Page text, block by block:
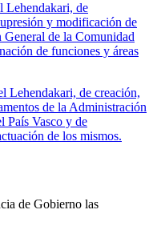
Lehendakari, de
y modificación de
de la Comunidad
de funciones y áreas
Lehendakari, de creación,
de la Administración
País Vasco y de
de los mismos.
de Gobierno las